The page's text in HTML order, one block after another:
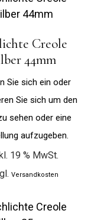
Creole
44mm
Sie sich ein oder
Sie sich um den
sehen oder eine
aufzugeben.
19 % MwSt.
Versandkosten